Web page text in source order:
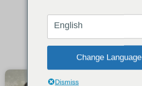
English
Change Language
Dismiss